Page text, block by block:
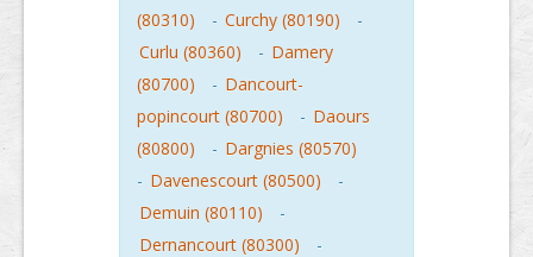
(80310)
- Curchy (80190)
-
Curlu (80360)
- Damery
(80700)
- Dancourt-
popincourt (80700)
- Daours
(80800)
- Dargnies (80570)
- Davenescourt (80500)
-
Demuin (80110)
-
Dernancourt (80300)
-